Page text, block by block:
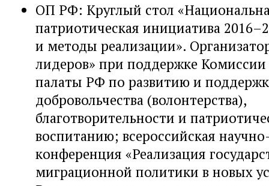
ОП РФ: Круглый стол
патриотическая инициатива
и методы реализации».
лидеров» при поддержке
палаты РФ по развитию и
добровольчества (волонтерства),
благотворительности и
воспитанию; всероссийская
конференция «Реализация
миграционной политики в новых